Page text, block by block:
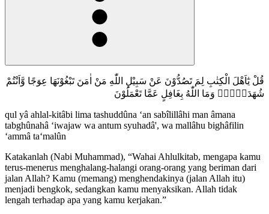
قُلْ يٰٓاَهْلَ الْكِتٰبِ لِمَ تَصُدُّوْنَ عَنْ سَبِيْلِ اللّٰهِ مَنْ اٰمَنَ تَبْغُوْنَهَا عِوَجًا وَّاَنْتُمْ
شُهَدَاۤءُۗ وَمَا اللّٰهُ بِغَافِلٍ عَمَّا تَعْمَلُوْنَ
qul yâ ahlal-kitâbi lima tashuddûna ‘an sabîlillâhi man âmana
tabghûnahâ ‘iwajaw wa antum syuhadâ', wa mallâhu bighâfilin
‘ammâ ta‘malûn
Katakanlah (Nabi Muhammad), “Wahai Ahlulkitab, mengapa kamu
terus-menerus menghalang-halangi orang-orang yang beriman dari
jalan Allah? Kamu (memang) menghendakinya (jalan Allah itu)
menjadi bengkok, sedangkan kamu menyaksikan. Allah tidak
lengah terhadap apa yang kamu kerjakan.”